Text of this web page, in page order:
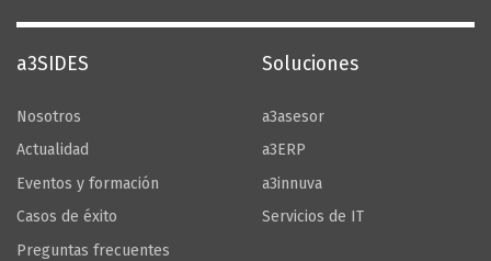
a3SIDES
Nosotros
Actualidad
Eventos y formación
Casos de éxito
Preguntas frecuentes
Soluciones
a3asesor
a3ERP
a3innuva
Servicios de IT